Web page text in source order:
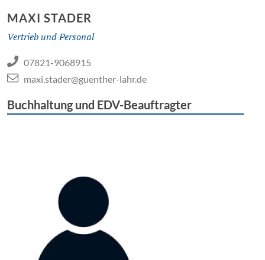
MAXI STADER
Vertrieb und Personal
07821-9068915
maxi.stader@guenther-lahr.de
Buchhaltung und EDV-Beauftragter